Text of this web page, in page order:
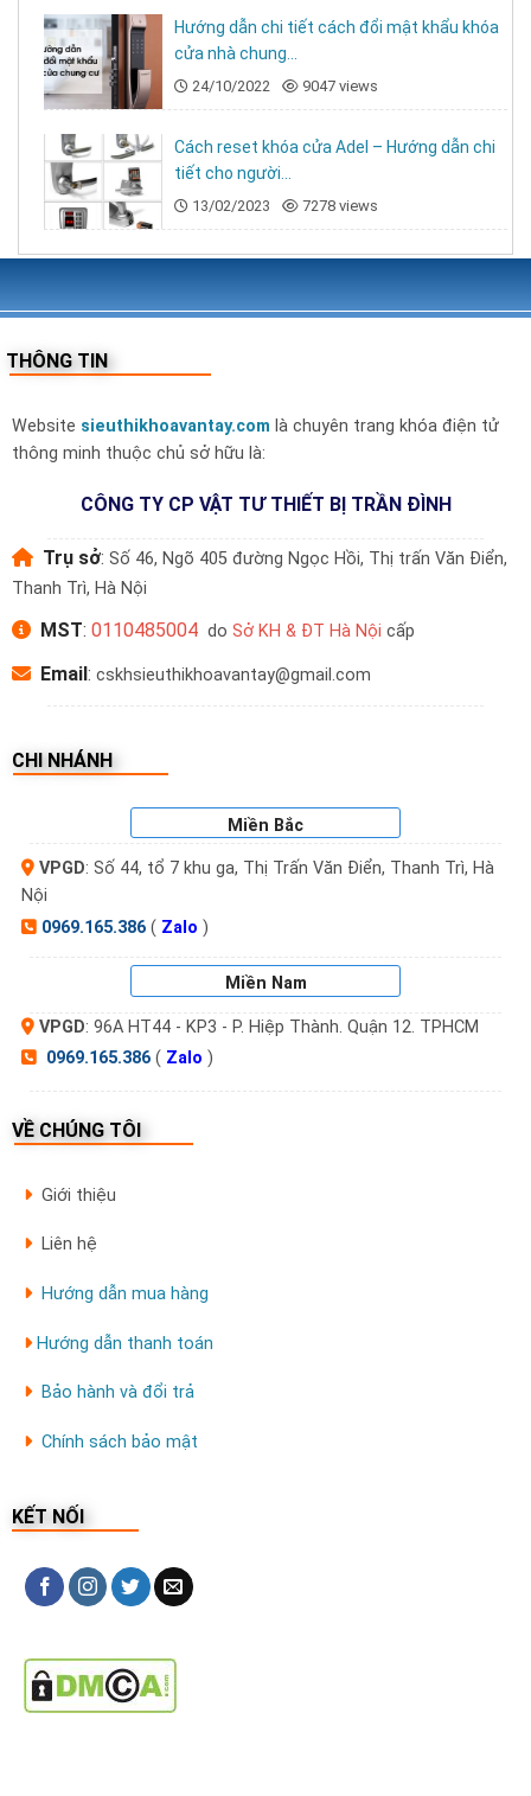
Hướng dẫn chi tiết cách đổi mật khẩu khóa
cửa nhà chung...
24/10/2022 9047 views
Cách reset khóa cửa Adel – Hướng dẫn chi
tiết cho người...
13/02/2023 7278 views
THÔNG TIN
Website sieuthikhoavantay.com là chuyên trang khóa điện tử
thông minh thuộc chủ sở hữu là:
CÔNG TY CP VẬT TƯ THIẾT BỊ TRẦN ĐÌNH
Trụ sở: Số 46, Ngõ 405 đường Ngọc Hồi, Thị trấn Văn Điển,
Thanh Trì, Hà Nội
MST: 0110485004do Sở KH & ĐT Hà Nội cấp
Email : cskhsieuthikhoavantay@gmail.com
CHI NHÁNH
Miền Bắc
VPGD: Số 44, tổ 7 khu ga, Thị Trấn Văn Điển, Thanh Trì, Hà
Nội
0969.165.386( Zalo )
Miền Nam
VPGD: 96A HT44 - KP3 - P. Hiệp Thành. Quận 12. TPHCM
0969.165.386( Zalo )
VỀ CHÚNG TÔI
Giới thiệu
Liên hệ
Hướng dẫn mua hàng
Hướng dẫn thanh toán
Bảo hành và đổi trả
Chính sách bảo mật
KẾT NỐI